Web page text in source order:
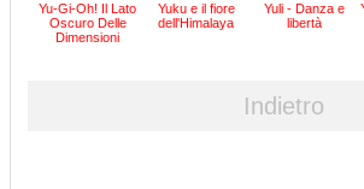
Yu-Gi-Oh! Il Lato
Oscuro Delle
Dimensioni
Yuku e il fiore
dell'Himalaya
Yuli - Danza e
libertà
Indietro